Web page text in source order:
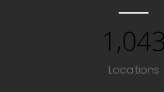
1 ,043
Locations